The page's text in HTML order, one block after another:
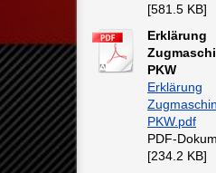
[581.5 KB]
Erklärung
PKW
Erklärung
PKW.pdf
PDF-
[234.2 KB]